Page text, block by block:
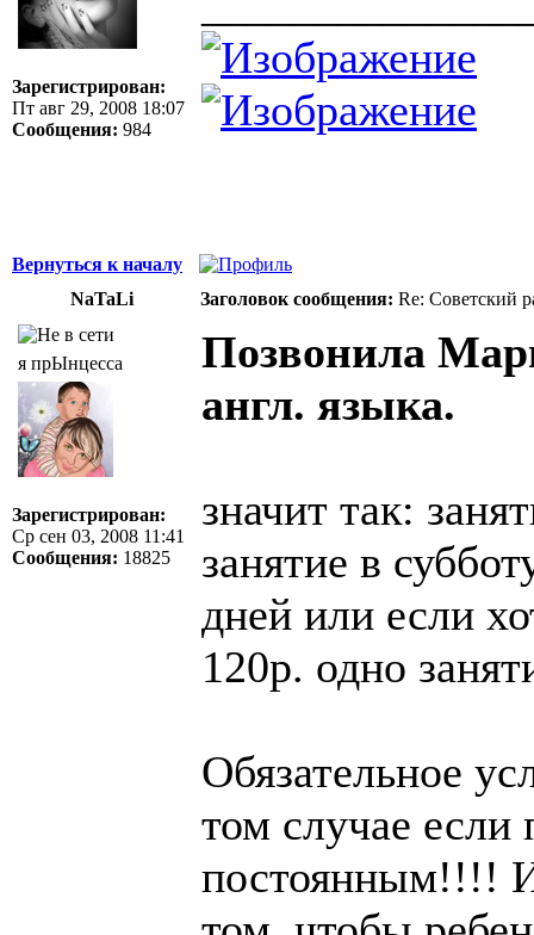
Зарегистрирован:
Пт авг 29, 2008 18:07
Сообщения: 984
Вернуться к началу
NaTaLi
Заголовок сообщения: Re: Советский
я прЫнцесса
Зарегистрирован:
Ср сен 03, 2008 11:41
Сообщения: 18825
Позвонила
англ. языка.
значит так:
занятие в
дней или если
120р. одно
Обязательное
том случае если
постоянным!!!! И